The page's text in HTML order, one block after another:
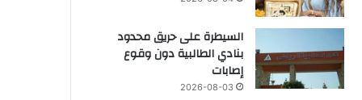
السيطرة على حريق محدود
بنادي الطالبية دون وقوع
إصابات
2026-08-03